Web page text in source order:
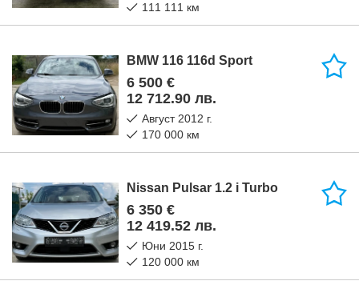
111 111 км
BMW 116 116d Sport
6 500 €
12 712.90 лв.
август 2012 г.
170 000 км
Nissan Pulsar 1.2 i Turbo
6 350 €
12 419.52 лв.
юни 2015 г.
120 000 км